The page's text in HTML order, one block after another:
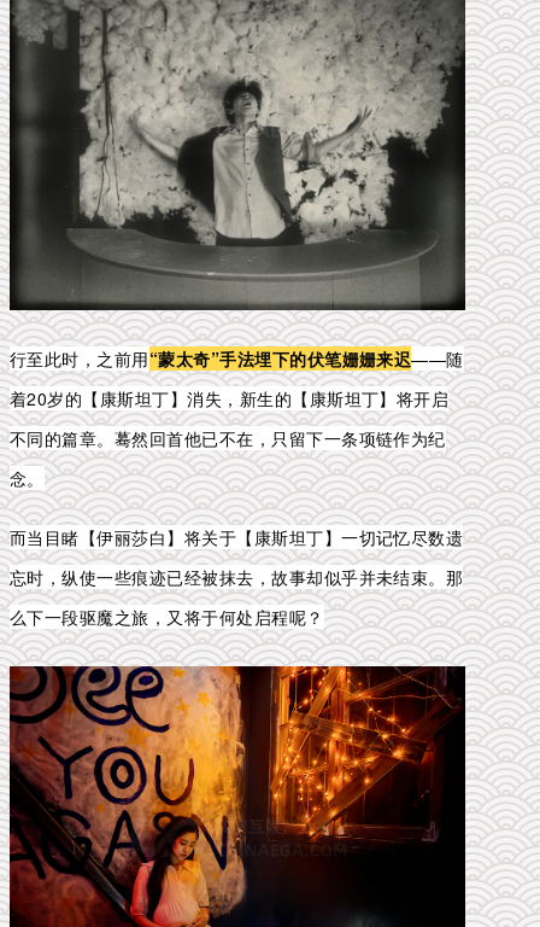
行至此时，之前用“蒙太奇”手法埋下的伏笔姗姗来迟——随
着20岁的【康斯坦丁】消失，新生的【康斯坦丁】将开启
不同的篇章。 蓦然回首他已不在，只留下一条项链作为纪
念。
而当目睹【伊丽莎白】将关于【康斯坦丁】一切记忆尽数遗
忘时，纵使一些痕迹已经被抹去，故事却似乎并未结束。那
么下一段驱魔之旅，又将于何处启程呢？